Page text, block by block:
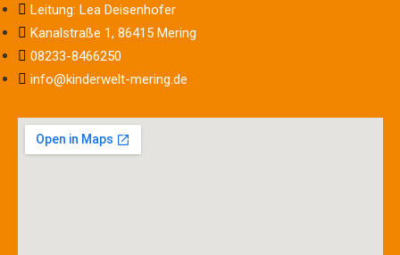
Leitung: Lea Deisenhofer
Kanalstraße 1, 86415 Mering
08233-8466250
info@kinderwelt-mering.de